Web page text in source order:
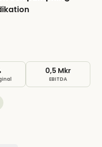
0,5 Mkr
EBITDA